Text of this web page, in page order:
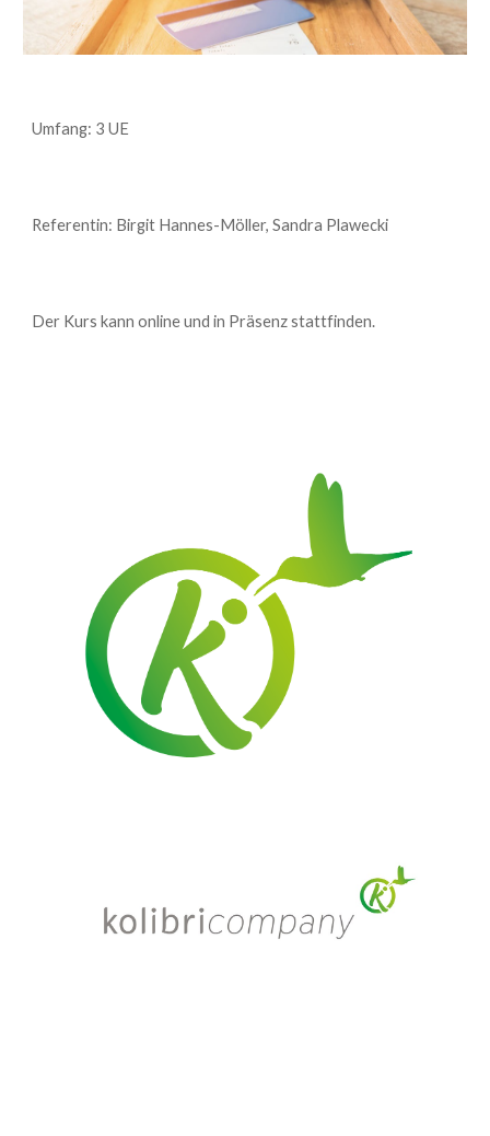
Umfang: 3 UE
Referentin: Birgit Hannes-Möller, Sandra Plawecki
Der Kurs kann online und in Präsenz stattfinden.